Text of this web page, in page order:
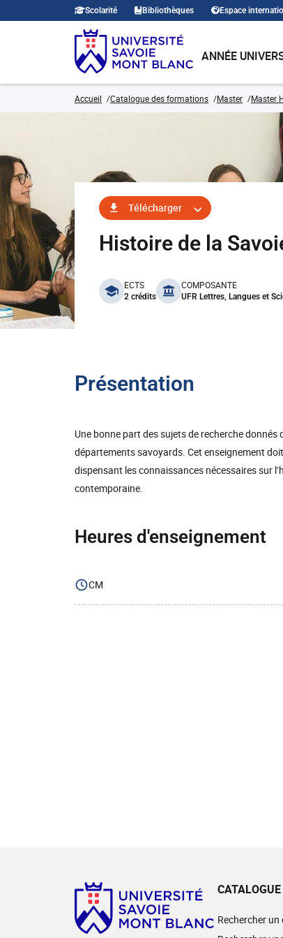
Scolarité Bibliothèques Espace
ANNÉE
Accueil Catalogue des formations Master Master
Télécharger
Histoire de la
benefits
ECTS
2 crédits
COMPOSANTE
UFR Lettres, Langues et
Présentation
Une bonne part des sujets de recherche
départements savoyards. Cet enseignement
dispensant les connaissances nécessaires sur
contemporaine.
Heures d'enseignement
CM
CATALOGUE
Rechercher un